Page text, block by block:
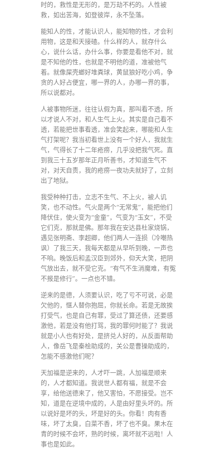
时的，救性是无形的，是万劫不朽的。人性被
救，如出苦海，如登彼岸，永不坠落。
能知人的性，才能认识人，能知物的性，才会利
用物，这是和天接碴。什么样的人，就存什么
心，说什么话，办什么事，你要是看他不对，就
是不知他的性，也就是不明他的道，准被他气
着。就像屎壳螂好堆粪球，黄鼠狼好吃小鸡，争
贪的人好占便宜，哪一界的人，办哪一界的事，
所以说都对。
人被事物所迷，往往认假为真，那叫看不透，所
以才说人不对，和人生气上火。其实是自己看不
透，若能把世事看透，准会笑起来，哪能和人生
气打架呢？我当初看世上没有一个好人，我就生
气，气得长了十二年疮痨，几乎没把我气死。直
到我三十五岁那年正月听善书，才知道生气不
对，对天自责，我的疮痨一夜功夫就好了，立刻
出了地狱。
我受种种打击，立志不生气、不上火，被人讥
笑，也不动性。气火是两个“无常鬼”，能把他们
降伏住，使火变为“金童”，气变为“玉女”，不受
它们克，那就是佛。那年我在安达县杜家烧锅，
遇见张明斋、李超卿，他们两人一连损（冷嘲热
讽）了我三天，我每天都是从早听到晚，一声也
不响。晚饭后和孟汉臣到郊外，仰天大笑，把阴
气放出去，就不受它克。“有气不生消魔难，有冤
不报是修行”。一点也不错。
逆来的是德，人须要认识，吃了亏不可说，必是
欠他的，惬人替你抱屈，你就长命。若是无故挨
打受气，也是自己有罪，受过了算还债，还要感
激他，若是没有他打骂，我的罪何时能了？我说
就是小人也有好处，是挤兑人好的，从反面帮助
人，像岳飞是秦桧助成的，关公是曹操助成的，
怎能不感激他们呢？
天加福是逆来的，人才吓一跳，人加福是顺来
的，人才都知道。我说世人都有福，就是不会
享，给他送德来了，他又害怕，不愿接受。岂不
知，道是在逆境中成的，人是由好里头坏的。所
以说好是坏的头，坏是好的头。你看！肉有香
味，坏了太臭，白菜不香，坏了也不臭。果木在
青的时候不会坏，熟的时候，离坏就不远啦！人
事也是如此。